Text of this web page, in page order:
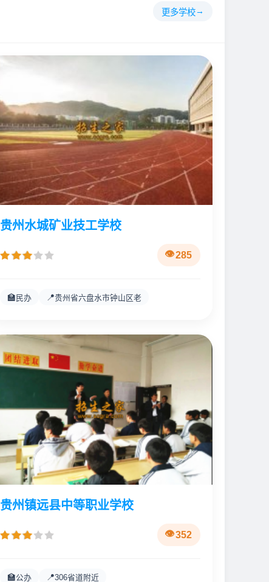
更多学校
贵州水城矿业技工学校
285
🏫 民办 📍贵州省六盘水市钟山区老
贵州镇远县中等职业学校
352
🏫公办 📍306省道附近